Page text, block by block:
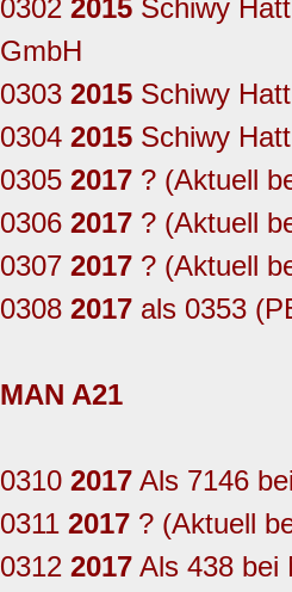
0302 2015Schiwy
GmbH
0303 2015Schiwy
0304 2015Schiwy
0305 2017? (Aktuell
0306 2017? (Aktuell
0307 2017? (Aktuell
0308 2017als 0353
MAN A21
0310 2017Als 7146
0311 2017? (Aktuell
0312 2017Als 438 bei